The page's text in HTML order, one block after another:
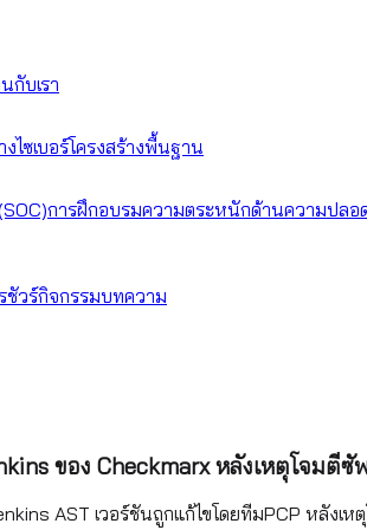
กับเรา
ไซเบอร์โครงสร้างพื้นฐาน
การฝึกอบรมความตระหนักด้านความปลอ
ชัวร์กิจกรรมบทความ
ของ Checkmarx หลังเหตุโจมตีซั
AST เวอร์ชันถูกแก้ไขโดยทีมPCP หลังเ